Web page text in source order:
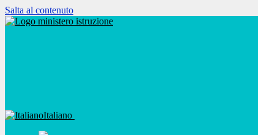
Salta al contenuto
Italiano